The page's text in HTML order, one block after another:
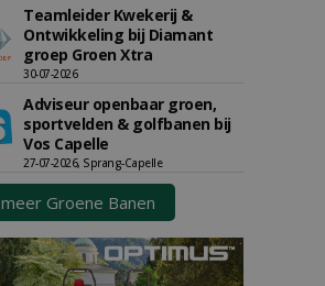
Teamleider Kwekerij &
Ontwikkeling bij Diamant
groep Groen Xtra
30-07-2026
Adviseur openbaar groen,
sportvelden & golfbanen bij
Vos Capelle
27-07-2026, Sprang-Capelle
meer Groene Banen